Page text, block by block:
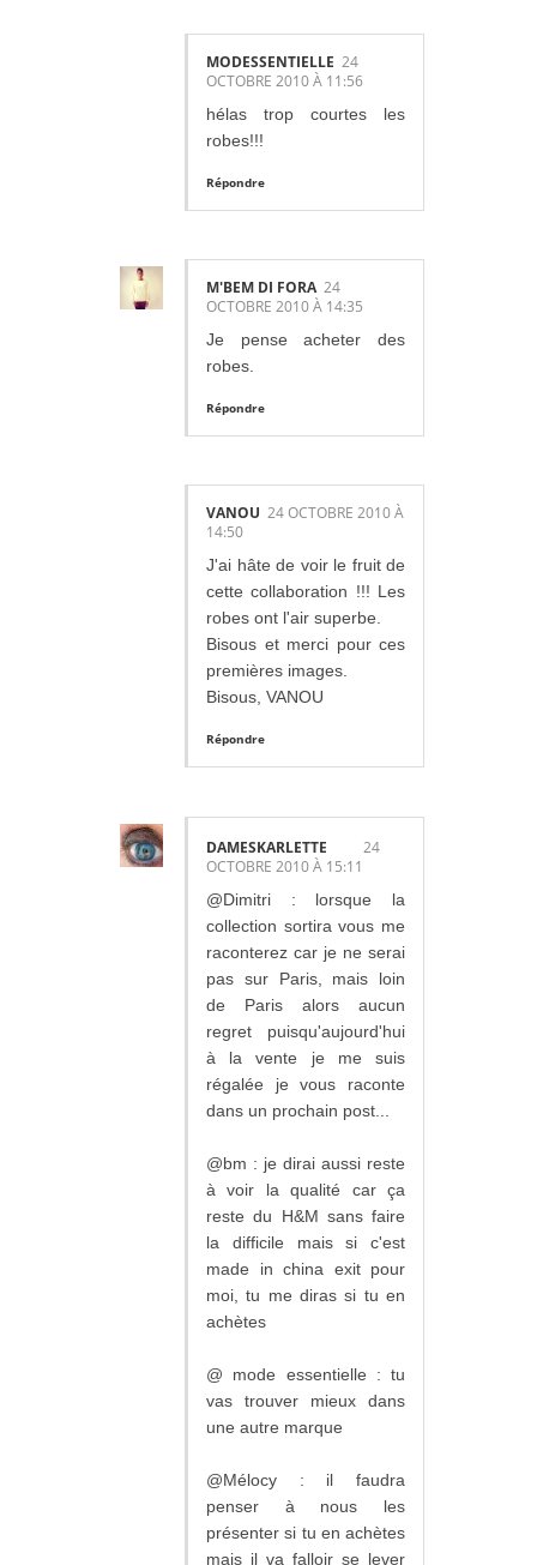
MODESSENTIELLE 24
OCTOBRE 2010 À 11:56
hélas trop courtes les
robes!!!
Répondre
M'BEM DI FORA 24
OCTOBRE 2010 À 14:35
Je pense acheter des
robes.
Répondre
VANOU 24 OCTOBRE 2010 À
14:50
J'ai hâte de voir le fruit de
cette collaboration !!! Les
robes ont l'air superbe.
Bisous et merci pour ces
premières images.
Bisous, VANOU
Répondre
DAMESKARLETTE
24
OCTOBRE 2010 À 15:11
@Dimitri : lorsque la
collection sortira vous me
raconterez car je ne serai
pas sur Paris, mais loin
de Paris alors aucun
regret puisqu'aujourd'hui
à la vente je me suis
régalée je vous raconte
dans un prochain post...
@bm : je dirai aussi reste
à voir la qualité car ça
reste du H&M sans faire
la difficile mais si c'est
made in china exit pour
moi, tu me diras si tu en
achètes
@ mode essentielle : tu
vas trouver mieux dans
une autre marque
@Mélocy : il faudra
penser à nous les
présenter si tu en achètes
mais il va falloir se lever